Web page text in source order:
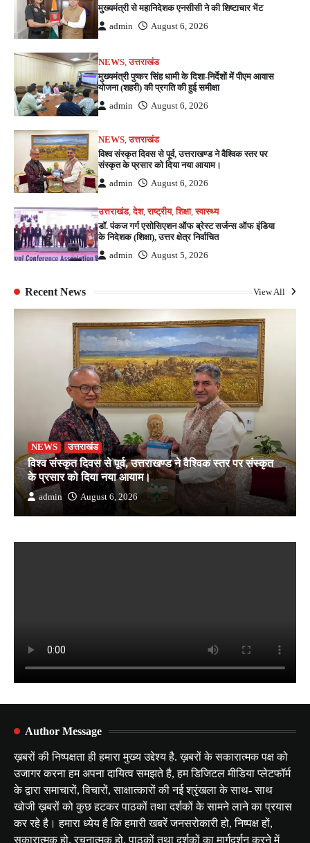
मुख्यमंत्री से महानिदेशक एनसीसी ने की शिष्टाचार भेंट
admin August 6, 2026
NEWS ,उत्तराखंड
मुख्यमंत्री पुष्कर सिंह धामी के दिशा-निर्देशों में पीएम आवास
योजना (शहरी) की प्रगति की हुई समीक्षा
admin August 6, 2026
NEWS ,उत्तराखंड
विश्व संस्कृत दिवस से पूर्व, उत्तराखण्ड ने वैश्विक स्तर पर
संस्कृत के प्रसार को दिया नया आयाम।
admin August 6, 2026
उत्तराखंड,देश,राष्ट्रीय,शिक्षा,स्वास्थ्य
डॉ. पंकज गर्ग एसोसिएशन ऑफ ब्रेस्ट सर्जन्स ऑफ इंडिया
के निदेशक (शिक्षा), उत्तर क्षेत्र निर्वाचित
admin August 5, 2026
Recent News View All
NEWS उत्तराखंड
विश्व संस्कृत दिवस से पूर्व, उत्तराखण्ड ने वैश्विक स्तर पर संस्कृत
के प्रसार को दिया नया आयाम।
admin August 6, 2026
Author Message
ख़बरों की निष्पक्षता ही हमारा मुख्य उद्देश्य है. ख़बरों के सकारात्मक पक्ष को
उजागर करना हम अपना दायित्व समझते है, हम डिजिटल मीडिया प्लेटफॉर्म
के द्वारा समाचारों, विचारों, साक्षात्कारों की नई श्रृंखला के साथ- साथ
खोजी ख़बरों को कुछ हटकर पाठकों तथा दर्शकों के सामने लाने का प्रयास
कर रहे है। हमारा ध्येय है कि हमारी खबरें जनसरोकारी हो, निष्पक्ष हों,
सकारात्मक हो, रचनात्मक हो, पाठकों तथा दर्शकों का मार्गदर्शन करने में